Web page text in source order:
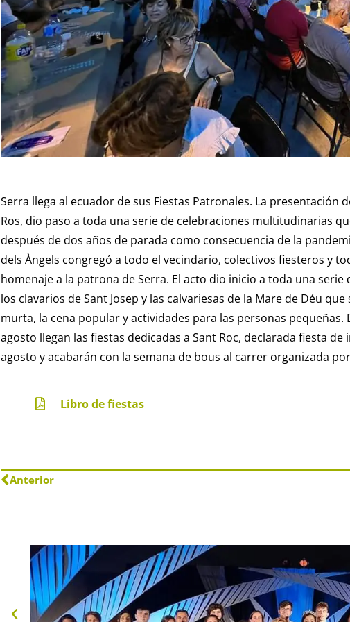
Serra llega al ecuador de sus Fiestas Patronales. La presentación
Ros, dio paso a toda una serie de celebraciones multitudinarias
después de dos años de parada como consecuencia de la
dels Àngels congregó a todo el vecindario, colectivos fiesteros y
homenaje a la patrona de Serra. El acto dio inicio a toda una
los clavarios de Sant Josep y las calvariesas de la Mare de Déu
murta, la cena popular y actividades para las personas pequeñas.
agosto llegan las fiestas dedicadas a Sant Roc, declarada fiesta
agosto y acabarán con la semana de bous al carrer organizada
Libro de fiestas
Anterior